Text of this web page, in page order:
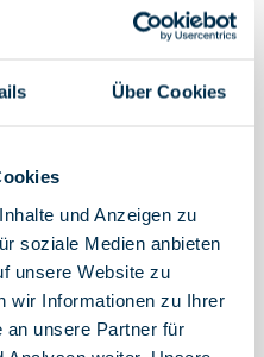
Über Cookies
und Anzeigen zu
soziale Medien anbieten
unsere Website zu
wir Informationen zu Ihrer
an unsere Partner für
an die